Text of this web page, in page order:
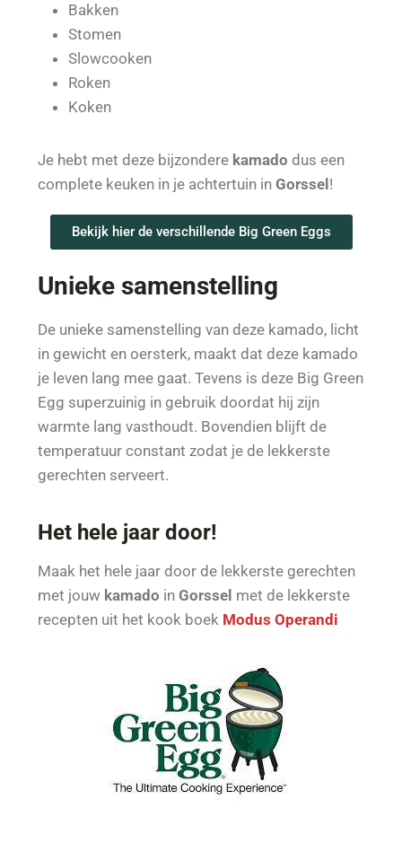
Bakken
Stomen
Slowcooken
Roken
Koken
Je hebt met deze bijzondere kamado dus een
complete keuken in je achtertuin in Gorssel !
Bekijk hier de verschillende Big Green Eggs
Unieke samenstelling
De unieke samenstelling van deze kamado, licht
in gewicht en oersterk, maakt dat deze kamado
je leven lang mee gaat. Tevens is deze Big Green
Egg superzuinig in gebruik doordat hij zijn
warmte lang vasthoudt. Bovendien blijft de
temperatuur constant zodat je de lekkerste
gerechten serveert.
Het hele jaar door!
Maak het hele jaar door de lekkerste gerechten
met jouw kamado in Gorssel met de lekkerste
recepten uit het kook boek Modus Operandi